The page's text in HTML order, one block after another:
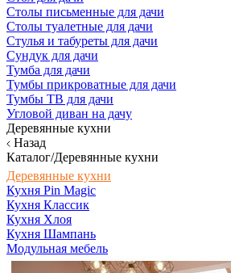
Столы письменные для дачи
Столы туалетные для дачи
Стулья и табуреты для дачи
Сундук для дачи
Тумба для дачи
Тумбы прикроватные для дачи
Тумбы ТВ для дачи
Угловой диван на дачу
Деревянные кухни
Назад
Каталог/Деревянные кухни
Деревянные кухни
Кухня Pin Magic
Кухня Классик
Кухня Хлоя
Кухня Шампань
Модульная мебель